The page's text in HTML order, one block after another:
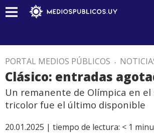
PORTAL MEDIOS PÚBLICOS .
Clásico: entradas
Un remanente de Olímpica en el
tricolor fue el último disponible
20.01.2025 | tiempo de lectura: < 1